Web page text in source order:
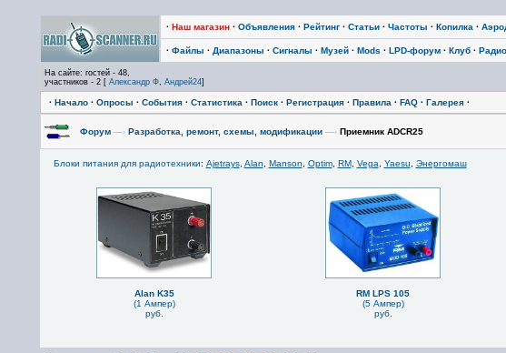
· Наш магазин· Объявления· Рейтинг· Статьи· Частоты · Копилка ·
· Файлы · Диапазоны · Сигналы · Музей· Mods · LPD-форум· Клуб·
На сайте: гостей - 48,
участников - 2 [ Александр Ф, Андрей24]
· Начало· Опросы · События· Статистика · Поиск· Регистрация· Правила · FAQ· Галерея·
Форум —› Разработка, ремонт, схемы, модификации —›Приемник ADCR25
Блоки питания для радиотехники: Ajetrays, Alan Manson Optim, RM, Vega Yaesu Энергомаш
Alan K35
(1 Ампер)
руб.
RM LPS 105
(5 Ампер)
руб.